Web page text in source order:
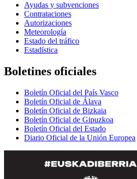
Ayudas y subvenciones
Contrataciones
Autorizaciones
Meteorología
Estado del tráfico
Estadística
Boletines oficiales
Boletín Oficial del País Vasco
Boletín Oficial de Álava
Boletín Oficial de Bizkaia
Boletín Oficial de Gipuzkoa
Boletín Oficial del Estado
Diario Oficial de la Unión Europea